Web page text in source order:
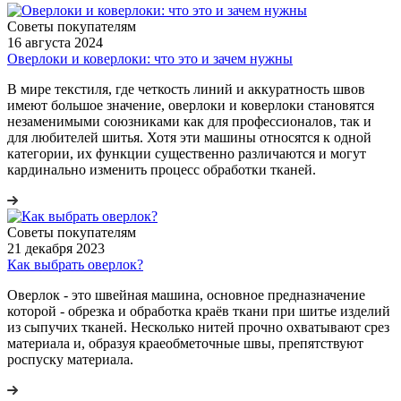
Советы покупателям
16 августа 2024
Оверлоки и коверлоки: что это и зачем нужны
В мире текстиля, где четкость линий и аккуратность швов
имеют большое значение, оверлоки и коверлоки становятся
незаменимыми союзниками как для профессионалов, так и
для любителей шитья. Хотя эти машины относятся к одной
категории, их функции существенно различаются и могут
кардинально изменить процесс обработки тканей.
Советы покупателям
21 декабря 2023
Как выбрать оверлок?
Оверлок - это швейная машина, основное предназначение
которой - обрезка и обработка краёв ткани при шитье изделий
из сыпучих тканей. Несколько нитей прочно охватывают срез
материала и, образуя краеобметочные швы, препятствуют
роспуску материала.